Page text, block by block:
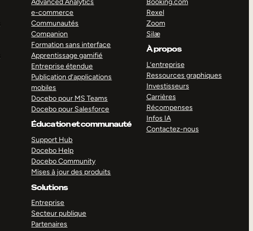
e-commerce
Communautés
Companion
Formation sans interface
Apprentissage gamifié
Entreprise étendue
Publication d’applications
mobiles
Docebo pour MS Teams
Docebo pour Salesforce
Éducation et communauté
Support Hub
Docebo Help
Docebo Community
Mises à jour des produits
Solutions
Entreprise
Secteur publique
Partenaires
Rexel
Zoom
Silæ
À propos
L’entreprise
Ressources graphiques
Investisseurs
Carrières
Récompenses
Infos IA
Contactez-nous